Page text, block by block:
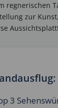
regnerischen
zur
3